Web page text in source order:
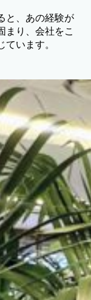
と、あの経験が
まり、会社をこ
います。